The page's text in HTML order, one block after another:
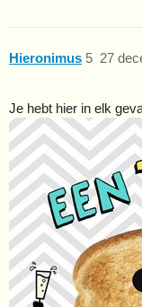
Hieronimus 27
5
Je hebt hier in elk